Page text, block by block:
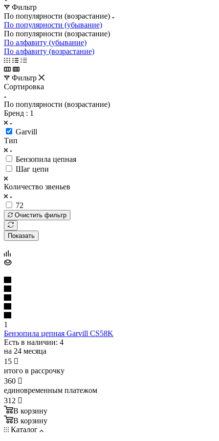
Фильтр
По популярности (возрастание)
По популярности (убывание)
По популярности (возрастание)
По алфавиту (убывание)
По алфавиту (возрастание)
Фильтр
Сортировка
По популярности (возрастание)
Бренд : 1
Garvill
Тип
Бензопила цепная
Шаг цепи
Количество звеньев
72
Очистить фильтр
Показать
1
Бензопила цепная Garvill CS58K
Есть в наличии: 4
на 24 месяца
15 
итого в рассрочку
360 
единовременным платежом
312 
В корзину
В корзину
Каталог